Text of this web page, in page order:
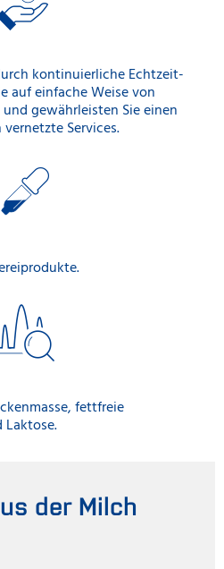
kontinuierliche Echtzeit-
auf einfache Weise von
gewährleisten Sie einen
Services.
fettfreie
Laktose.
der Milch